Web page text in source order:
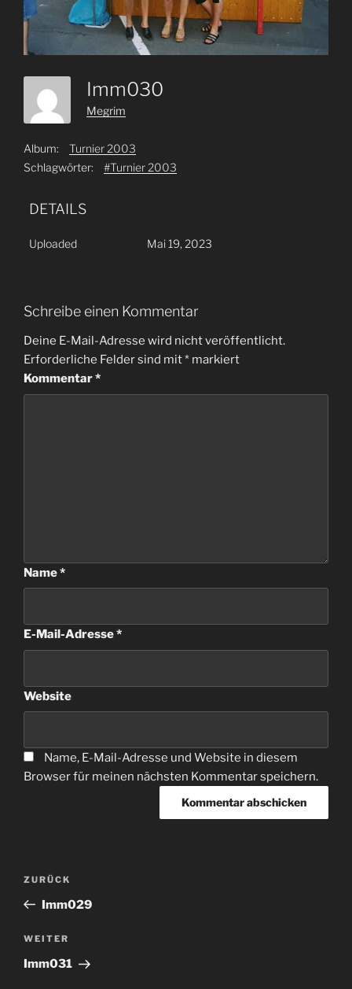
Imm030
Megrim
Album:
Turnier 2003
Schlagwörter:
#Turnier 2003
DETAILS
Uploaded Mai 19, 2023
Schreibe einen Kommentar
Deine E-Mail-Adresse wird nicht veröffentlicht.
Erforderliche Felder sind mit* markiert
Kommentar*
Name*
E-Mail-Adresse*
Website
Name, E-Mail-Adresse und Website in diesem
Browser für meinen nächsten Kommentar speichern.
Beitragsnavigation
Vorheriger
Beitrag
ZURÜCK
Imm029
Nächster
Beitrag
WEITER
Imm031